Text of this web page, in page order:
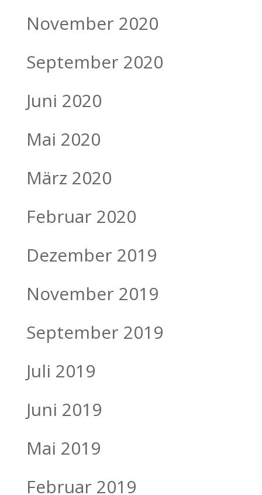
November 2020
September 2020
Juni 2020
Mai 2020
März 2020
Februar 2020
Dezember 2019
November 2019
September 2019
Juli 2019
Juni 2019
Mai 2019
Februar 2019